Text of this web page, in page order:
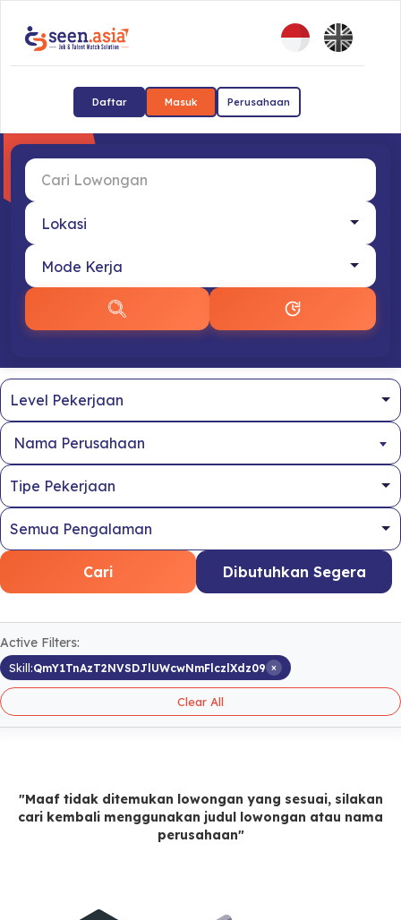
Daftar Masuk Perusahaan
Nama Perusahaan
Cari Dibutuhkan Segera
Active Filters:
Skill:QmY1TnAzT2NVSDJlUWcwNmFlczlXdz09 ×
Clear All
"Maaf tidak ditemukan lowongan yang sesuai, silakan
cari kembali menggunakan judul lowongan atau nama
perusahaan"